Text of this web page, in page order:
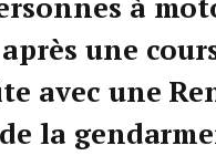
à
une
avec une
la